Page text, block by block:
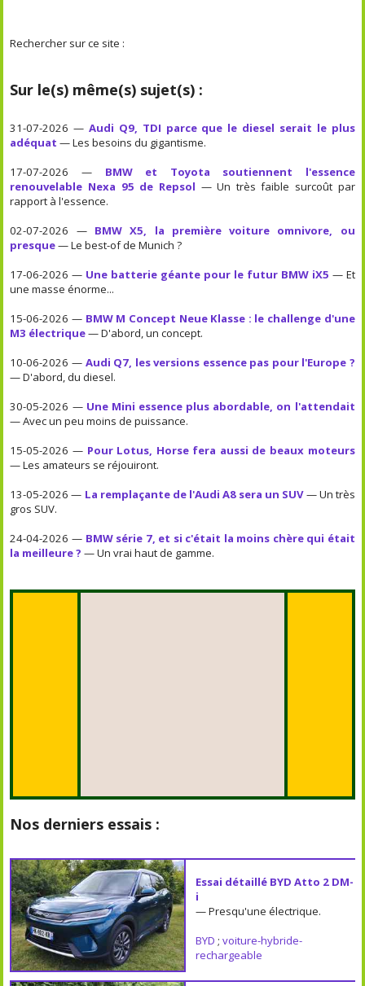
Rechercher sur ce site :
Sur le(s) même(s) sujet(s) :
31-07-2026 —Audi Q9, TDI parce que le diesel serait le plus
adéquat — Les besoins du gigantisme.
17-07-2026 — BMW et Toyota soutiennent l'essence
renouvelable Nexa 95 de Repsol — Un très faible surcoût par
rapport à l'essence.
02-07-2026 — BMW X5, la première voiture omnivore, ou
presque— Le best-of de Munich ?
17-06-2026 — Une batterie géante pour le futur BMW iX5 — Et
une masse énorme...
15-06-2026 — BMW M Concept Neue Klasse : le challenge d'une
M3 électrique— D'abord, un concept.
10-06-2026 — Audi Q7, les versions essence pas pour l'Europe ?
— D'abord, du diesel.
30-05-2026 — Une Mini essence plus abordable, on l'attendait
— Avec un peu moins de puissance.
15-05-2026 — Pour Lotus, Horse fera aussi de beaux moteurs
— Les amateurs se réjouiront.
13-05-2026 — La remplaçante de l'Audi A8 sera un SUV— Un très
gros SUV.
24-04-2026 — BMW série 7, et si c'était la moins chère qui était
la meilleure ? — Un vrai haut de gamme.
Nos derniers essais :
Essai détaillé BYD Atto 2 DM-
i
— Presqu'une électrique.
BYD ; voiture-hybride-
rechargeable